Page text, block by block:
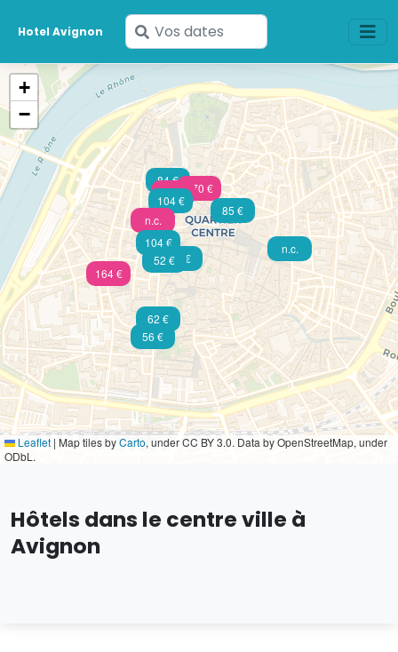
Hotel Avignon
Saisissez
vos
470 €
125 €
n.c.
164 €
85 €
104 €
104 €
78 €
52 €
84 €
n.c.
62 €
56 €
+
−
Leaflet | Map tiles byCarto, under CC BY 3.0. Data by OpenStreetMap, under
ODbL.
Hôtels dans le centre ville à
Avignon